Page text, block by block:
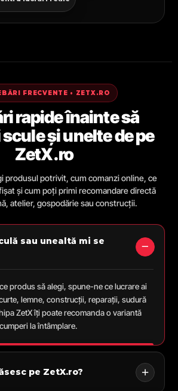
FRECVENTE • ZETX.RO
rapide înainte să
și unelte de pe
ZetX.ro
produsul potrivit, cum comanzi online, ce
și cum poți primi recomandare directă
atelier, gospodărie sau construcții.
sau unealtă mi se
produs să alegi, spune-ne ce lucrare ai
lemne, construcții, reparații, sudură
ZetX îți poate recomanda o variantă
la întâmplare.
pe ZetX.ro?